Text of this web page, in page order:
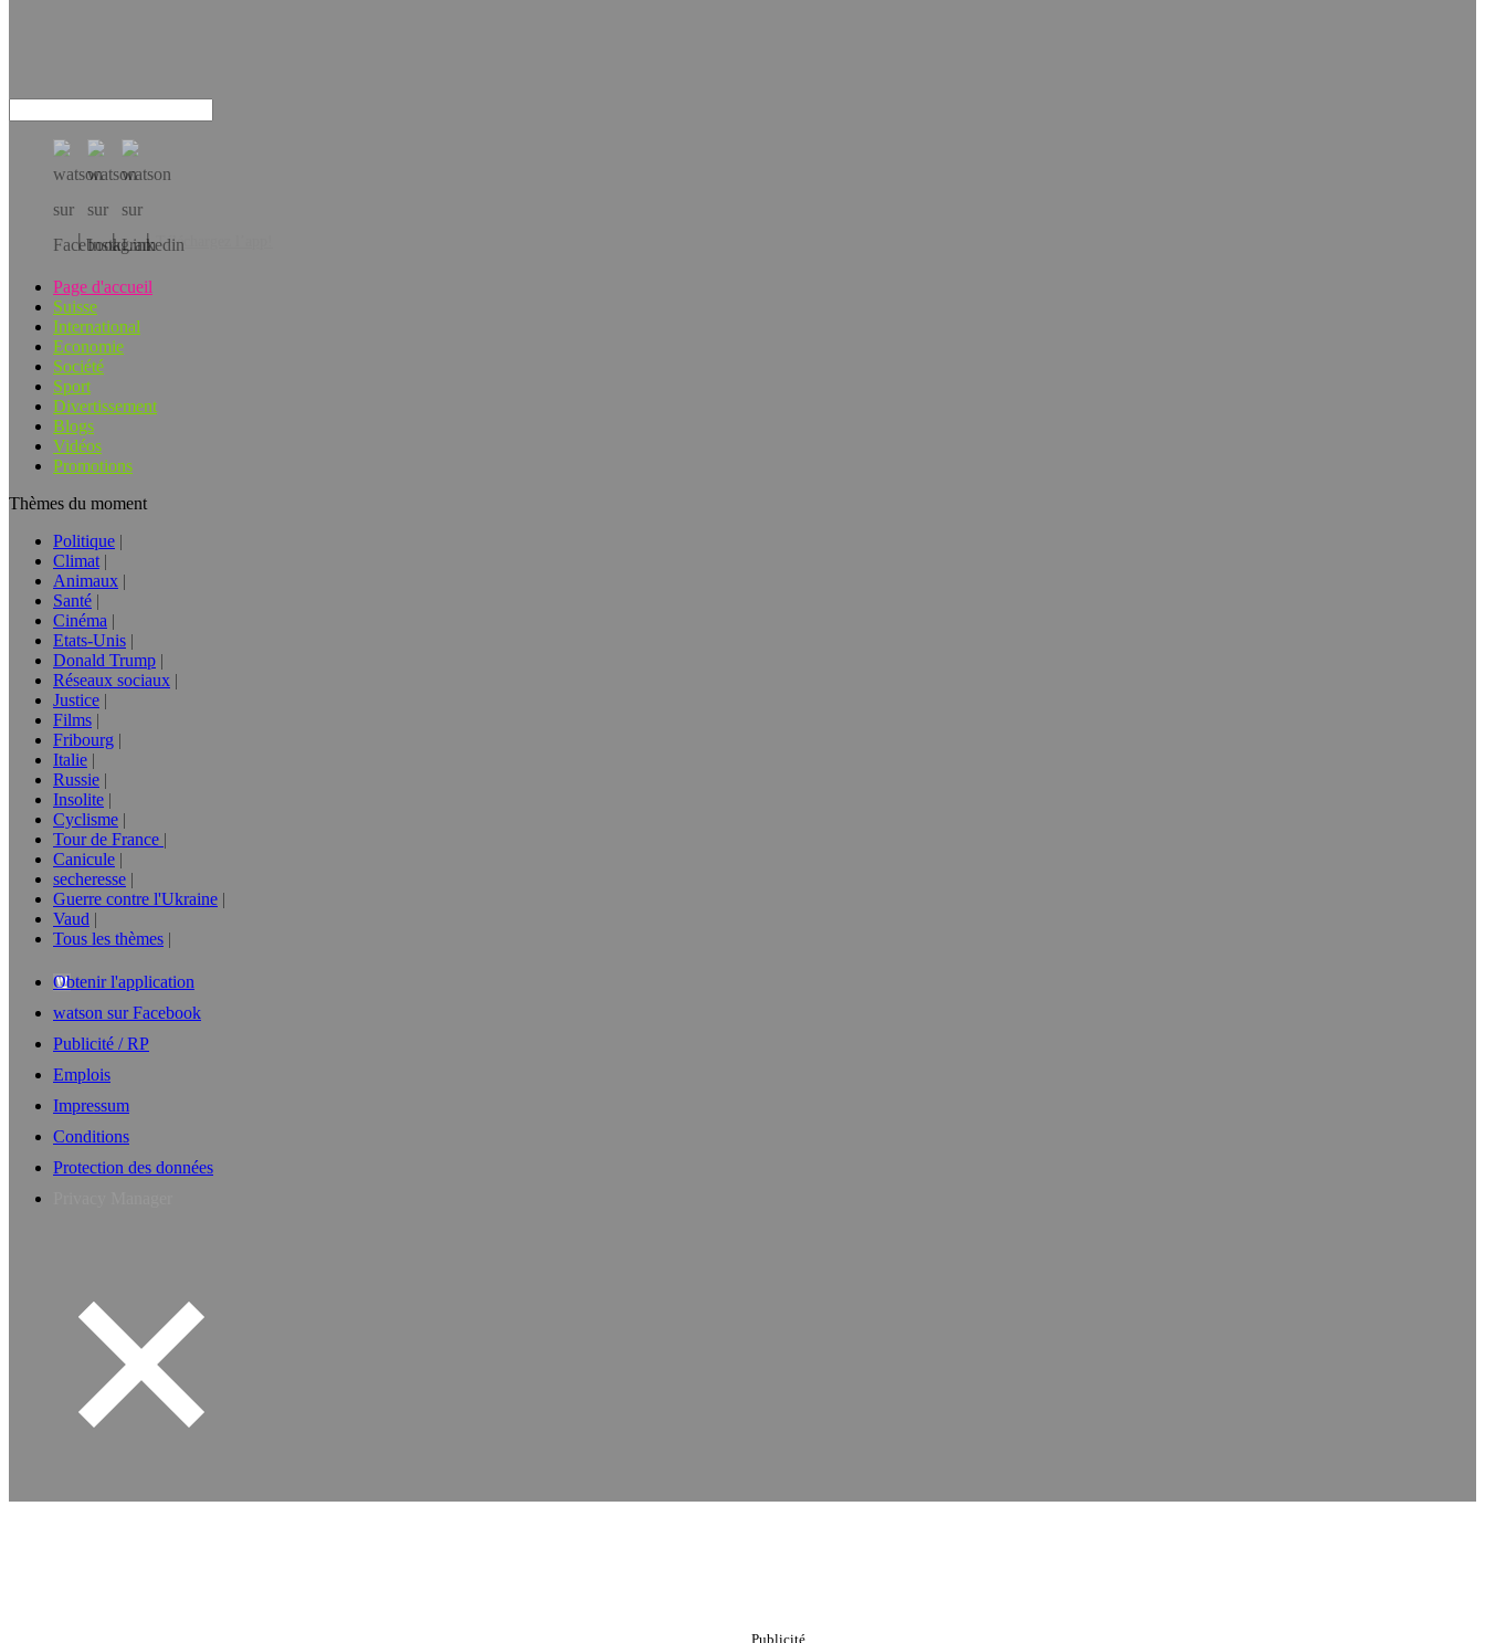
Téléchargez l’app!
Page d'accueil
Suisse
International
Economie
Société
Sport
Divertissement
Blogs
Vidéos
Promotions
Thèmes du moment
Politique
Climat
Animaux
Santé
Cinéma
Etats-Unis
Donald Trump
Réseaux sociaux
Justice
Films
Fribourg
Italie
Russie
Insolite
Cyclisme
Tour de France
Canicule
secheresse
Guerre contre l'Ukraine
Vaud
Tous les thèmes
Obtenir l'application
watson sur Facebook
Publicité / RP
Emplois
Impressum
Conditions
Protection des données